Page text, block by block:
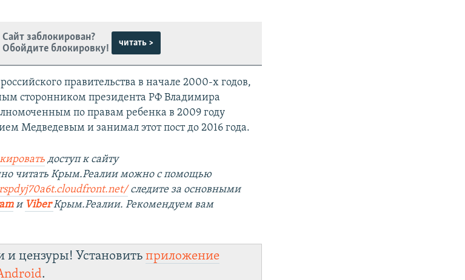
Сайт заблокирован?
Обойдите блокировку!
читать >
правительства в начале 2000-х годов,
сторонником президента РФ Владимира
по правам ребенка в 2009 году
Медведевым и занимал этот пост до 2016 года.
доступ к сайту
читать Крым.Реалии можно с помощью
следите за основными
и Viber Крым.Реалии. Рекомендуем вам
и цензуры! Установитьприложение
.